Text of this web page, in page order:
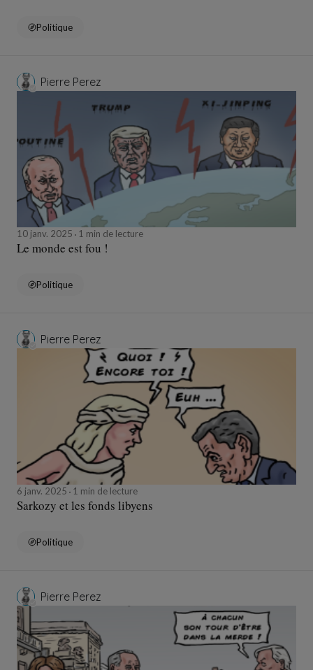
Politique
Pierre Perez
10 janv. 2025 1 min de lecture
Le monde est fou !
Politique
Pierre Perez
6 janv. 2025 1 min de lecture
Sarkozy et les fonds libyens
Politique
Pierre Perez